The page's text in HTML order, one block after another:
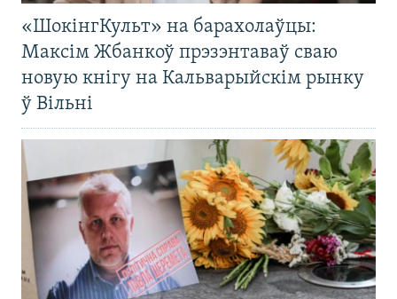
«ШокінгКульт» на барахолаўцы:
Максім Жбанкоў прэзэнтаваў сваю
новую кнігу на Кальварыйскім рынку
ў Вільні